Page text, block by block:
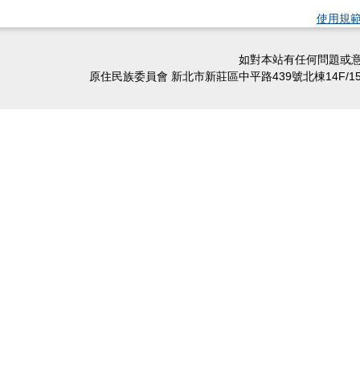
使用規
如對本站有任何問題或
原住民族委員會 新北市新莊區中平路439號北棟